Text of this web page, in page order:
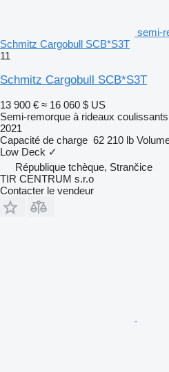
semi-
Schmitz Cargobull SCB*S3T
11
Schmitz Cargobull SCB*S3T
13 900 € ≈ 16 060 $ US
Semi-remorque à rideaux coulissants
2021
Capacité de charge 62 210 lb
Low Deck ✓
République tchèque, Strančice
TIR CENTRUM s.r.o
Contacter le vendeur